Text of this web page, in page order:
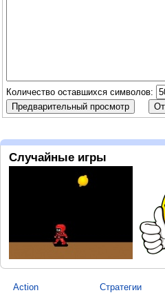
Количество оставшихся символов:
Случайные игры
Action
Стратегии